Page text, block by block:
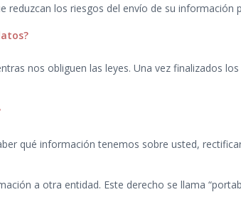
reduzcan los riesgos del envío de su información
nos obliguen las leyes. Una vez finalizados
qué información tenemos sobre usted,
a otra entidad. Este derecho se llama